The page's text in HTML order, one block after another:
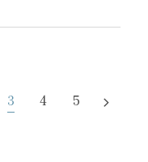
3 4 5